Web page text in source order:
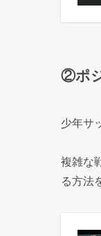
②ポ
少年サ
複雑な
る方法